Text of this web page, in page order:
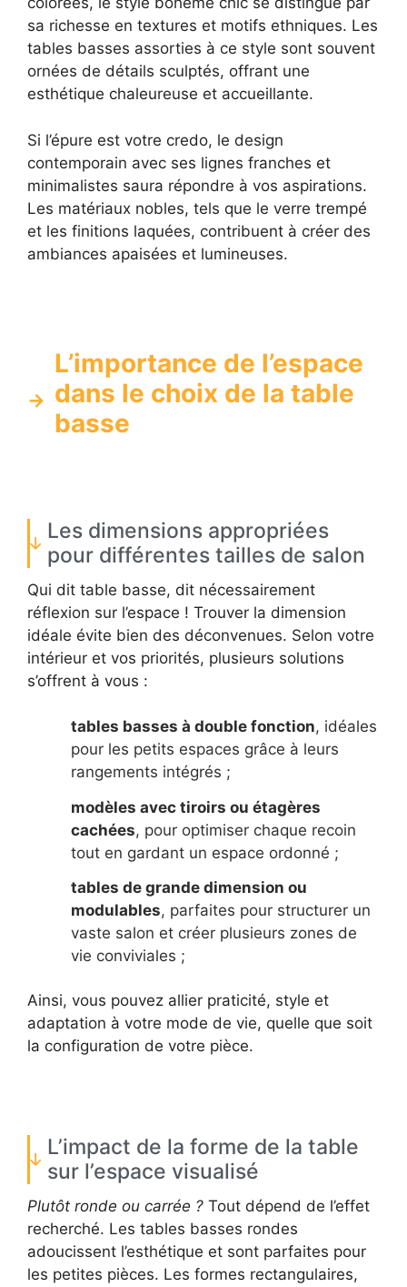
sa richesse en textures et motifs ethniques. Les
tables basses assorties à ce style sont souvent
ornées de détails sculptés, offrant une
esthétique chaleureuse et accueillante.
Si l’épure est votre credo, le design
contemporain avec ses lignes franches et
minimalistes saura répondre à vos aspirations.
Les matériaux nobles, tels que le verre trempé
et les finitions laquées, contribuent à créer des
ambiances apaisées et lumineuses.
L’importance de l’espace
dans le choix de la table
basse
Les dimensions appropriées
pour différentes tailles de salon
Qui dit table basse, dit nécessairement
réflexion sur l’espace ! Trouver la dimension
idéale évite bien des déconvenues. Selon votre
intérieur et vos priorités, plusieurs solutions
s’offrent à vous :
tables basses à double fonction, idéales
pour les petits espaces grâce à leurs
rangements intégrés ;
modèles avec tiroirs ou étagères
cachées, pour optimiser chaque recoin
tout en gardant un espace ordonné ;
tables de grande dimension ou
modulables, parfaites pour structurer un
vaste salon et créer plusieurs zones de
vie conviviales ;
Ainsi, vous pouvez allier praticité, style et
adaptation à votre mode de vie, quelle que soit
la configuration de votre pièce.
L’impact de la forme de la table
sur l’espace visualisé
Plutôt ronde ou carrée ? Tout dépend de l’effet
recherché. Les tables basses rondes
adoucissent l’esthétique et sont parfaites pour
les petites pièces. Les formes rectangulaires,